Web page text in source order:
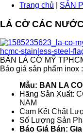
Trang chủ SẢN
LÁ CỜ CÁC NƯỚC
BÁN LÁ CỜ MỸ
Báo giá sản phẩm inox
Mẫu: BAN LA
Hãng Sản Xuất:
NAM
Cam Kết Chất
Số Lượng Sản
Báo Giá Bán: